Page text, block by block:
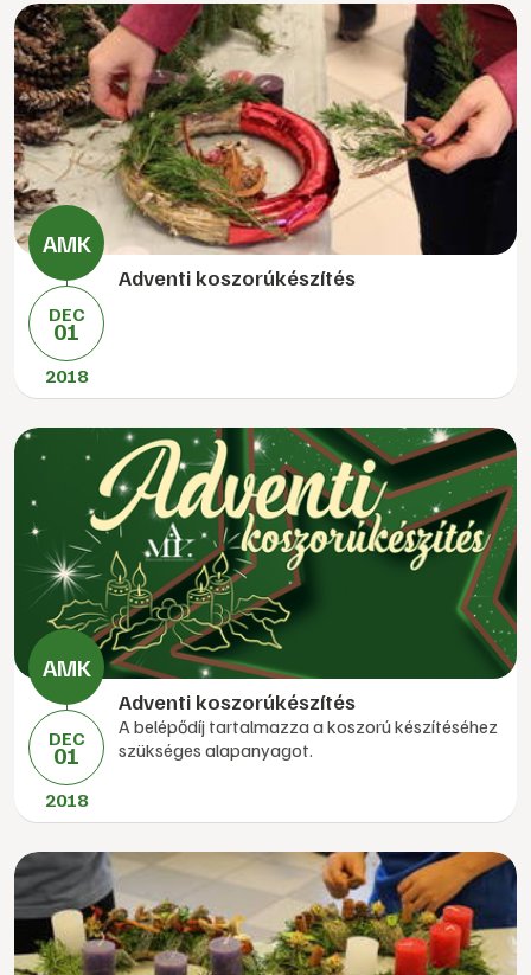
DEC
01
2018
Adventi koszorúkészítés
DEC
01
2018
Adventi koszorúkészítés
A belépődíj tartalmazza a koszorú készítéséhez
szükséges alapanyagot.